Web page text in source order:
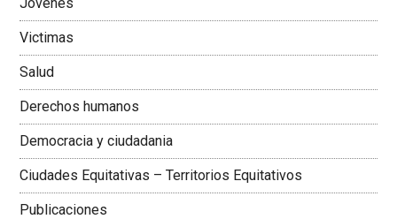
Victimas
Salud
Derechos humanos
Democracia y ciudadania
Ciudades Equitativas – Territorios Equitativos
Publicaciones